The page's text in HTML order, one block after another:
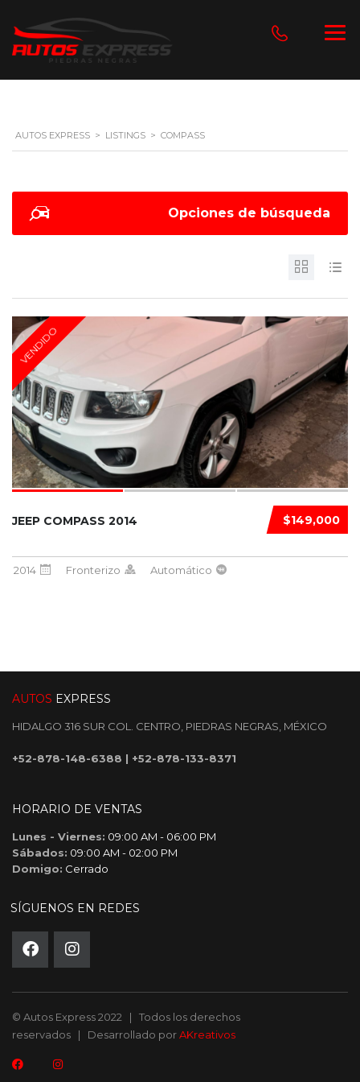
AUTOS EXPRESS > LISTINGS > COMPASS
Opciones de búsqueda
VENDIDO
$149,000
JEEP COMPASS 2014
2014 Fronterizo Automático
AUTOS EXPRESS
HIDALGO 316 SUR COL. CENTRO, PIEDRAS NEGRAS, MÉXICO
+52-878-148-6388 | +52-878-133-8371
HORARIO DE VENTAS
Lunes - Viernes: 09:00 AM - 06:00 PM
Sábados: 09:00 AM - 02:00 PM
Domigo: Cerrado
SÍGUENOS EN REDES
© Autos Express 2022 | Todos los derechos
reservados | Desarrollado porAKreativos